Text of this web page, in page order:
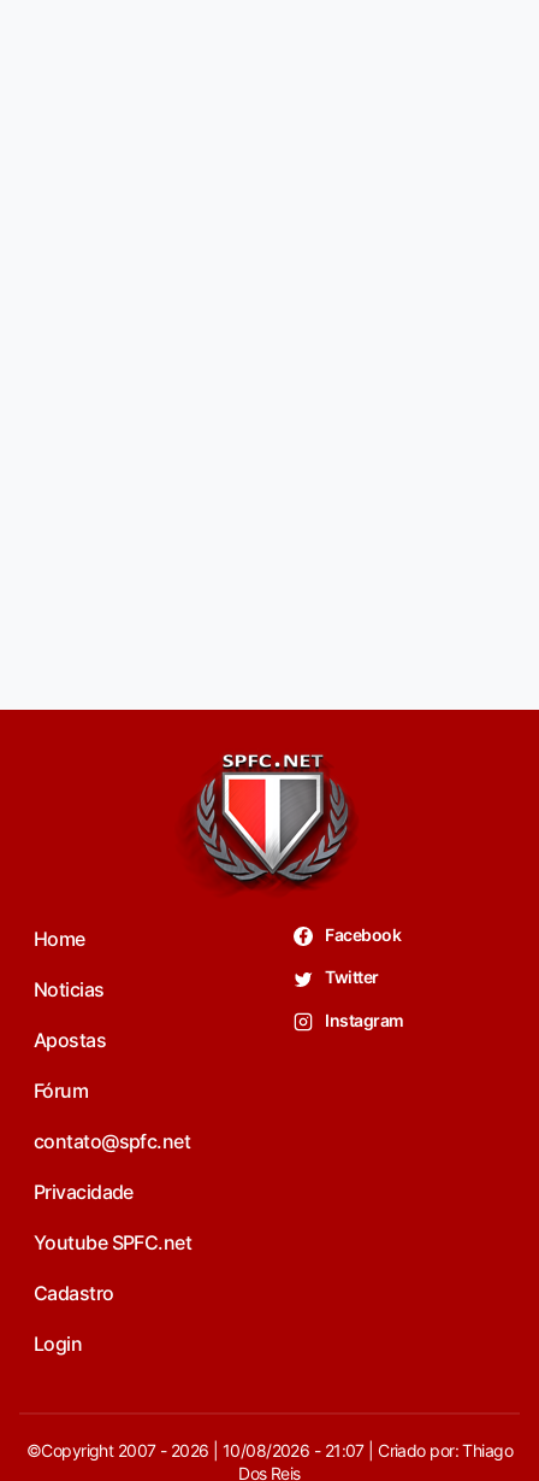
Home
Noticias
Apostas
Fórum
contato@spfc.net
Privacidade
Youtube SPFC.net
Cadastro
Login
Facebook
Twitter
Instagram
©Copyright 2007 - 2026 | 10/08/2026 - 21:07 | Criado por: Thiago
Dos Reis